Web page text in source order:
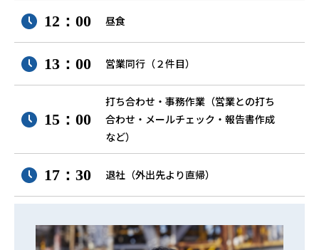
12：00 昼食
13：00 営業同行（２件目）
15：00
打ち合わせ・事務作業（営業との打ち
合わせ・メールチェック・報告書作成
など）
17：30 退社（外出先より直帰）